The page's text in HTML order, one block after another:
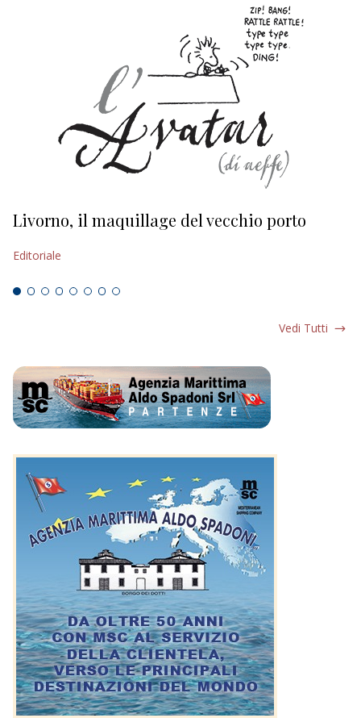
Livorno, il maquillage del vecchio porto
Editoriale
Vedi Tutti